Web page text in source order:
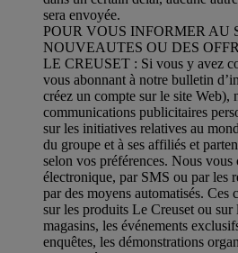
sera envoyée.
POUR VOUS INFORMER AU
NOUVEAUTES OU DES
LE CREUSET : Si vous y avez
vous abonnant à notre bulletin
créez un compte sur le site Web),
communications publicitaires
sur les initiatives relatives au
du groupe et à ses affiliés et
selon vos préférences. Nous
électronique, par SMS ou par les
par des moyens automatisés.
sur les produits Le Creuset ou sur
magasins, les événements
enquêtes, les démonstrations